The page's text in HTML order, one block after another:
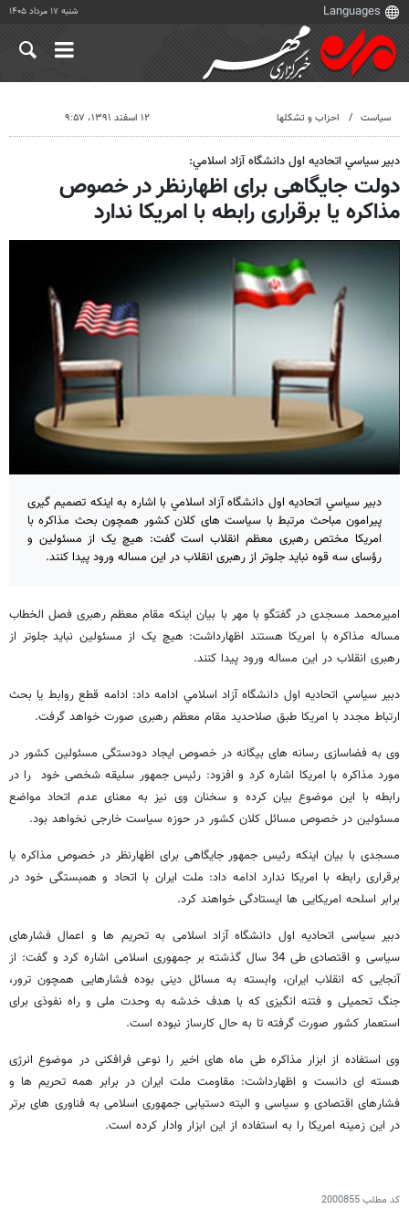
شنبه ۱۷ مرداد ۱۴۰۵
سیاست احزاب و تشکلها ۱۲ اسفند ۱۳۹۱، ۹:۵۷
دبير سياسي اتحاديه اول دانشگاه آزاد اسلامي:
دولت جایگاهی برای اظهارنظر در خصوص
مذاکره یا برقراری رابطه با امریکا ندارد
دبير سياسي اتحاديه اول دانشگاه آزاد اسلامي با اشاره به اینکه تصمیم گیری
پیرامون مباحث مرتبط با سیاست های کلان کشور همچون بحث مذاکره با
امریکا مختص رهبری معظم انقلاب است گفت: هیچ یک از مسئولین و
رؤسای سه قوه نباید جلوتر از رهبری انقلاب در این مساله ورود پیدا کنند.
امیرمحمد مسجدی در گفتگو با مهر با بیان اینکه مقام معظم رهبری فصل الخطاب
مساله مذاکره با امریکا هستند اظهارداشت: هیچ یک از مسئولین نباید جلوتر از
رهبری انقلاب در این مساله ورود پیدا کنند.
دبير سياسي اتحاديه اول دانشگاه آزاد اسلامي ادامه داد: ادامه قطع روابط یا بحث
ارتباط مجدد با امریکا طبق صلاحدید مقام معظم رهبری صورت خواهد گرفت.
وی به فضاسازی رسانه های بیگانه در خصوص ایجاد دودستگی مسئولین کشور در
مورد مذاکره با امریکا اشاره کرد و افزود: رئیس جمهور سلیقه شخصی خود را در
رابطه با این موضوع بیان کرده و سخنان وی نیز به معنای عدم اتحاد مواضع
مسئولین در خصوص مسائل کلان کشور در حوزه سیاست خارجی نخواهد بود.
مسجدی با بیان اینکه رئیس جمهور جایگاهی برای اظهارنظر در خصوص مذاکره یا
برقراری رابطه با امریکا ندارد ادامه داد: ملت ایران با اتحاد و همبستگی خود در
برابر اسلحه امریکایی ها ایستادگی خواهند کرد.
دبیر سیاسی اتحادیه اول دانشگاه آزاد اسلامی به تحریم ها و اعمال فشارهای
سیاسی و اقتصادی طی 34 سال گذشته بر جمهوری اسلامی اشاره کرد و گفت: از
آنجایی که انقلاب ایران، وابسته به مسائل دینی بوده فشارهایی همچون ترور،
جنگ تحمیلی و فتنه انگیزی که با هدف خدشه به وحدت ملی و راه نفوذی برای
استعمار کشور صورت گرفته تا به حال کارساز نبوده است.
وی استفاده از ابزار مذاکره طی ماه های اخیر را نوعی فرافکنی در موضوع انرژی
هسته ای دانست و اظهارداشت: مقاومت ملت ایران در برابر همه تحریم ها و
فشارهای اقتصادی و سیاسی و البته دستیابی جمهوری اسلامی به فناوری های برتر
در این زمینه امریکا را به استفاده از این ابزار وادار کرده است.
کد مطلب2000855